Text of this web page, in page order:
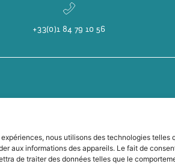
nous utilisons des technologies telles
aux informations des appareils. Le fait de
de traiter des données telles que le
+33(0)1 84 79 10 56